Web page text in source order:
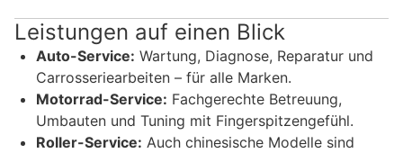
Leistungen auf einen Blick
Auto-Service: Wartung, Diagnose, Reparatur und
Carrosseriearbeiten – für alle Marken.
Motorrad-Service: Fachgerechte Betreuung,
Umbauten und Tuning mit Fingerspitzengefühl.
Roller-Service: Auch chinesische Modelle sind